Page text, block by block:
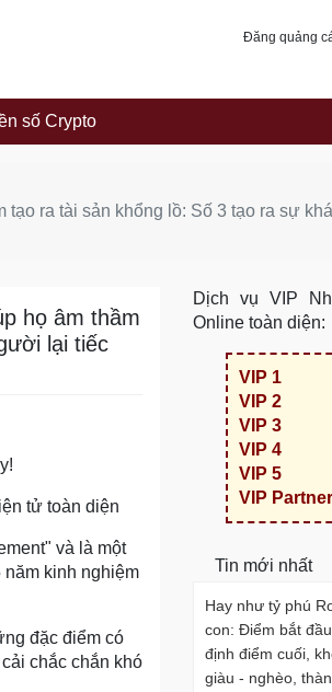
Đăng quảng
số Crypto
ra tài sản khổng lồ: Số 3 tạo ra sự
họ âm thầm
lại tiếc
tử toàn diện
và là một
kinh nghiệm
đặc điểm có
chắc chắn khó
Dịch vụ VIP
Online toàn diện:
VIP 1
VIP 2
VIP 3
VIP 4
VIP 5
VIP Partner
Tin mới nhất
Hay như tỷ phú
con: Điểm bắt
định điểm cuối,
giàu - nghèo,